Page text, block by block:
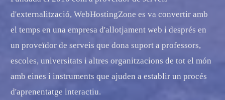
d'externalització, WebHostingZone es va convertir amb
el temps en una empresa d'allotjament web i després en
un proveïdor de serveis que dona suport a professors,
escoles, universitats i altres organitzacions de tot el món
amb eines i instruments que ajuden a establir un procés
d'aprenentatge interactiu.